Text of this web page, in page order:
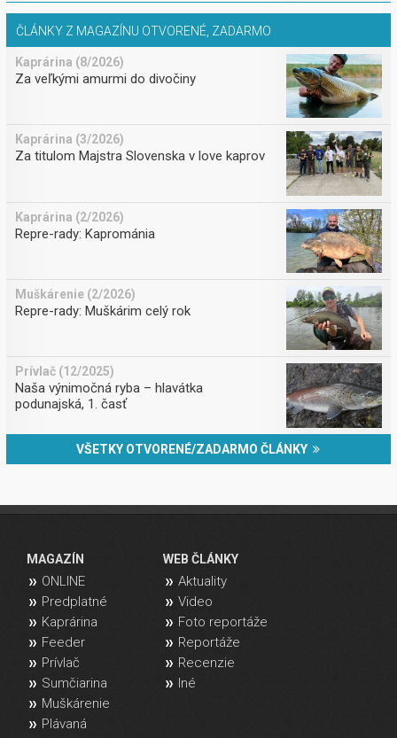
ČLÁNKY Z MAGAZÍNU OTVORENÉ, ZADARMO
Kaprárina (8/2026)
Za veľkými amurmi do divočiny
Kaprárina (3/2026)
Za titulom Majstra Slovenska v love kaprov
Kaprárina (2/2026)
Repre-rady: Kaprománia
Muškárenie (2/2026)
Repre-rady: Muškárim celý rok
Prívlač (12/2025)
Naša výnimočná ryba – hlavátka
podunajská, 1. časť
VŠETKY OTVORENÉ/ZADARMO ČLÁNKY
MAGAZÍN
ONLINE
Predplatné
Kaprárina
Feeder
Prívlač
Sumčiarina
Muškárenie
Plávaná
WEB ČLÁNKY
Aktuality
Video
Foto reportáže
Reportáže
Recenzie
Iné